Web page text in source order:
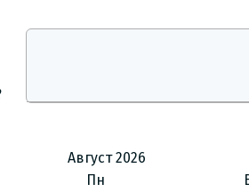
Август 2026
Пн